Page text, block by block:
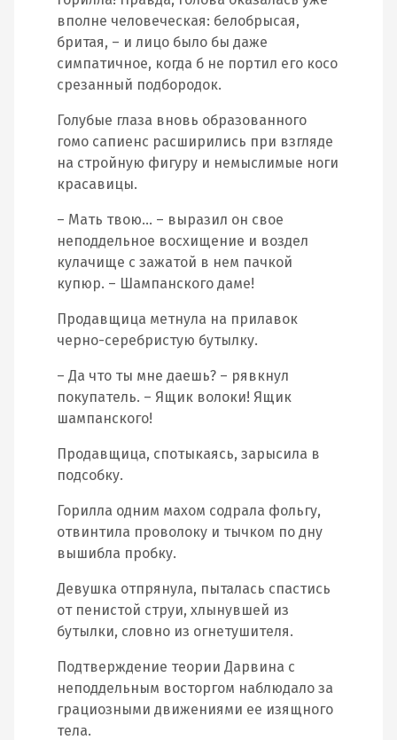
вполне человеческая: белобрысая,
бритая, – и лицо было бы даже
симпатичное, когда б не портил его косо
срезанный подбородок.
Голубые глаза вновь образованного
гомо сапиенс расширились при взгляде
на стройную фигуру и немыслимые ноги
красавицы.
– Мать твою… – выразил он свое
неподдельное восхищение и воздел
кулачище с зажатой в нем пачкой
купюр. – Шампанского даме!
Продавщица метнула на прилавок
черно-серебристую бутылку.
– Да что ты мне даешь? – рявкнул
покупатель. – Ящик волоки! Ящик
шампанского!
Продавщица, спотыкаясь, зарысила в
подсобку.
Горилла одним махом содрала фольгу,
отвинтила проволоку и тычком по дну
вышибла пробку.
Девушка отпрянула, пыталась спастись
от пенистой струи, хлынувшей из
бутылки, словно из огнетушителя.
Подтверждение теории Дарвина с
неподдельным восторгом наблюдало за
грациозными движениями ее изящного
тела.